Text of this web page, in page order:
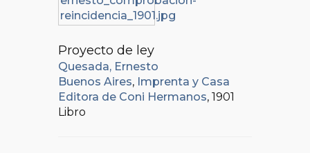
Proyecto de ley
Quesada, Ernesto
Buenos Aires, Imprenta y Casa
Editora de Coni Hermanos, 1901
Libro